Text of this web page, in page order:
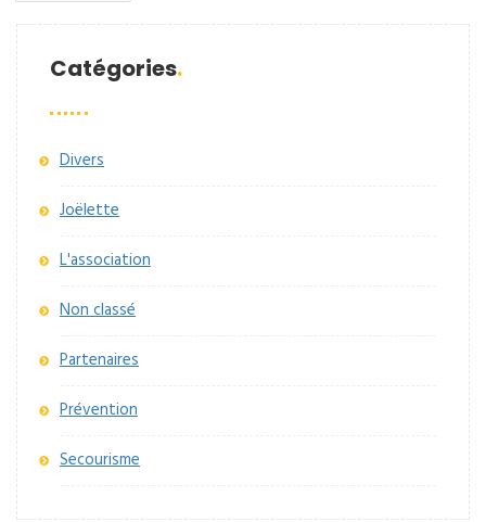
Catégories
Divers
Joëlette
L'association
Non classé
Partenaires
Prévention
Secourisme